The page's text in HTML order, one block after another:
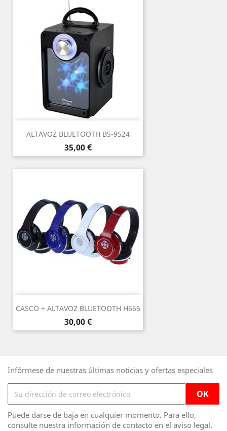
ALTAVOZ BLUETOOTH BS-9524
Precio
35,00 €
CASCO + ALTAVOZ BLUETOOTH H666
Precio
30,00 €
Infórmese de nuestras últimas noticias y ofertas especiales
Puede darse de baja en cualquier momento. Para ello,
consulte nuestra información de contacto en el aviso legal.